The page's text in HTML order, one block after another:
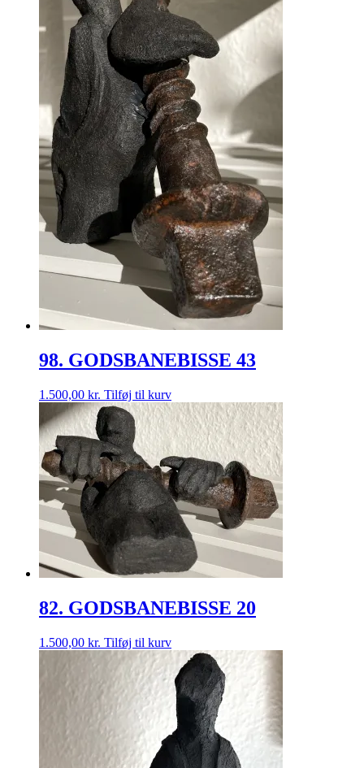
98. GODSBANEBISSE 43
1.500,00 kr. Tilføj til kurv
82. GODSBANEBISSE 20
1.500,00 kr. Tilføj til kurv